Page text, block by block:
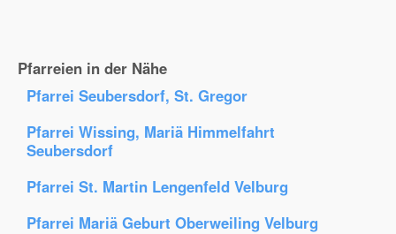
Pfarreien in der Nähe
Pfarrei Seubersdorf, St. Gregor
Pfarrei Wissing, Mariä Himmelfahrt
Seubersdorf
Pfarrei St. Martin Lengenfeld Velburg
Pfarrei Mariä Geburt Oberweiling Velburg